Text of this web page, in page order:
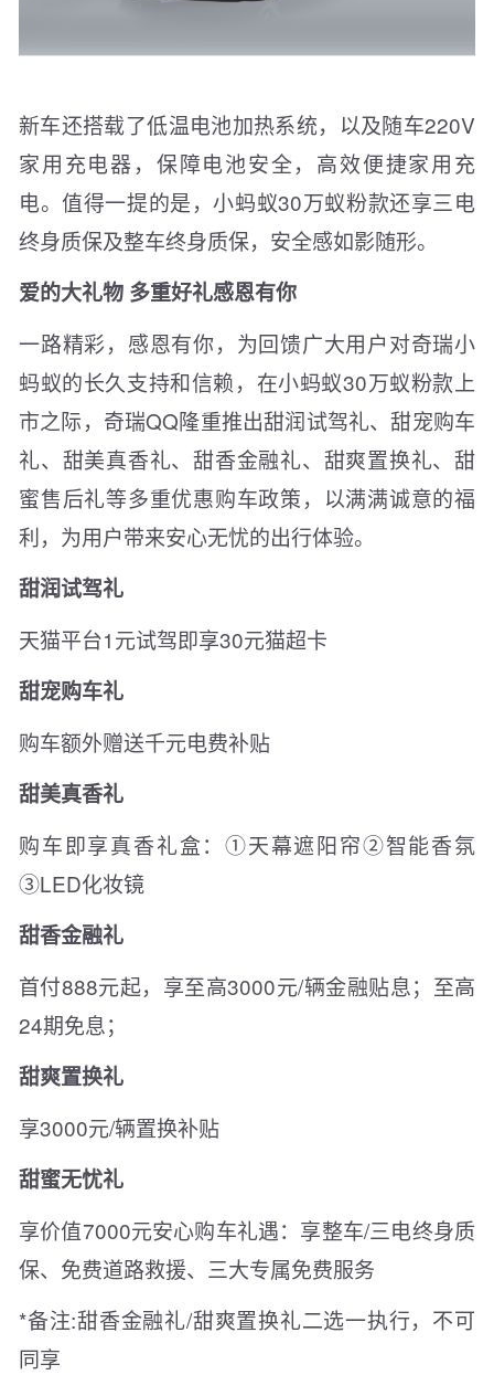
新车还搭载了低温电池加热系统，以及随车220V
家用充电器，保障电池安全，高效便捷家用充
电。值得一提的是，小蚂蚁30万蚁粉款还享三电
终身质保及整车终身质保，安全感如影随形。
爱的大礼物 多重好礼感恩有你
一路精彩，感恩有你，为回馈广大用户对奇瑞小
蚂蚁的长久支持和信赖，在小蚂蚁30万蚁粉款上
市之际，奇瑞QQ隆重推出甜润试驾礼、甜宠购车
礼、甜美真香礼、甜香金融礼、甜爽置换礼、甜
蜜售后礼等多重优惠购车政策，以满满诚意的福
利，为用户带来安心无忧的出行体验。
甜润试驾礼
天猫平台1元试驾即享30元猫超卡
甜宠购车礼
购车额外赠送千元电费补贴
甜美真香礼
购车即享真香礼盒：①天幕遮阳帘②智能香氛
③LED化妆镜
甜香金融礼
首付888元起，享至高3000元/辆金融贴息；至高
24期免息；
甜爽置换礼
享3000元/辆置换补贴
甜蜜无忧礼
享价值7000元安心购车礼遇：享整车/三电终身质
保、免费道路救援、三大专属免费服务
*备注:甜香金融礼/甜爽置换礼二选一执行，不可
同享